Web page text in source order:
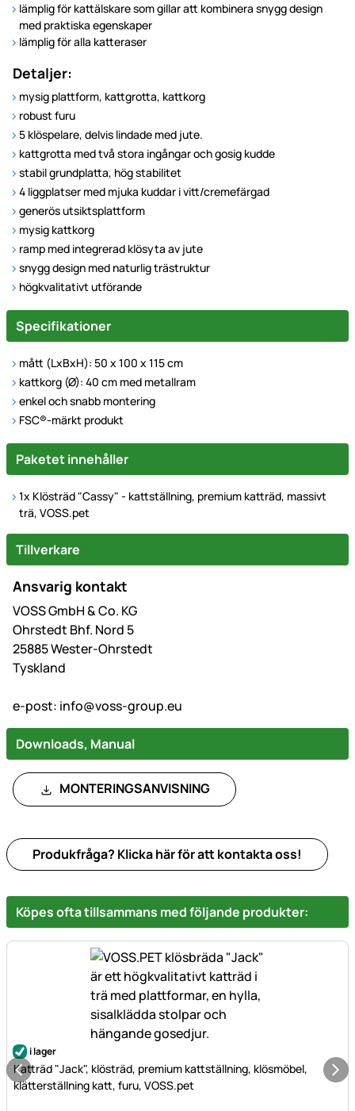
lämplig för kattälskare som gillar att kombinera snygg design
med praktiska egenskaper
lämplig för alla katteraser
Detaljer:
mysig plattform, kattgrotta, kattkorg
robust furu
5 klöspelare, delvis lindade med jute.
kattgrotta med två stora ingångar och gosig kudde
stabil grundplatta, hög stabilitet
4 liggplatser med mjuka kuddar i vitt/cremefärgad
generös utsiktsplattform
mysig kattkorg
ramp med integrerad klösyta av jute
snygg design med naturlig trästruktur
högkvalitativt utförande
Specifikationer
mått (LxBxH): 50 x 100 x 115 cm
kattkorg (Ø): 40 cm med metallram
enkel och snabb montering
FSC®-märkt produkt
Paketet innehåller
1x Klösträd "Cassy" - kattställning, premium katträd, massivt
trä, VOSS.pet
Tillverkare
Ansvarig kontakt
VOSS GmbH & Co. KG
Ohrstedt Bhf. Nord 5
25885 Wester-Ohrstedt
Tyskland
e-post: info@voss-group.eu
Downloads, Manual
MONTERINGSANVISNING
Produkfråga? Klicka här för att kontakta oss!
Köpes ofta tillsammans med följande produkter:
i lager
Katträd "Jack", klösträd, premium kattställning, klösmöbel,
klätterställning katt, furu, VOSS.pet